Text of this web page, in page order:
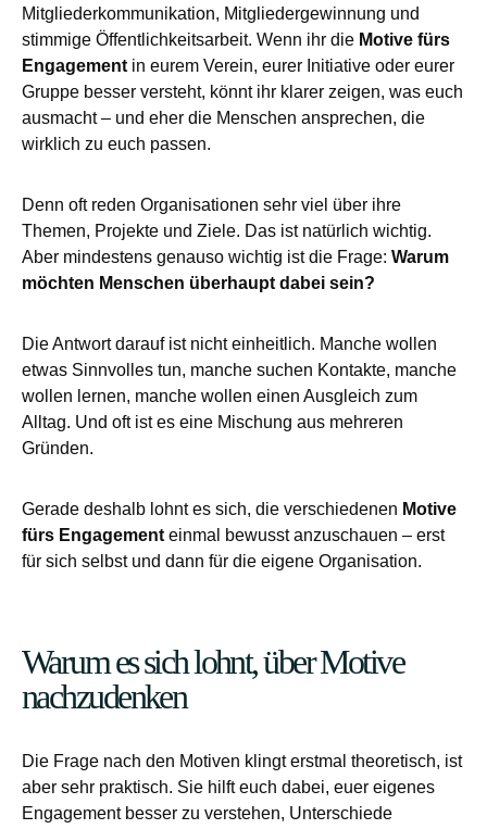
Mitgliederkommunikation, Mitgliedergewinnung und
stimmige Öffentlichkeitsarbeit. Wenn ihr die Motive fürs
Engagement in eurem Verein, eurer Initiative oder eurer
Gruppe besser versteht, könnt ihr klarer zeigen, was euch
ausmacht – und eher die Menschen ansprechen, die
wirklich zu euch passen.
Denn oft reden Organisationen sehr viel über ihre
Themen, Projekte und Ziele. Das ist natürlich wichtig.
Aber mindestens genauso wichtig ist die Frage: Warum
möchten Menschen überhaupt dabei sein?
Die Antwort darauf ist nicht einheitlich. Manche wollen
etwas Sinnvolles tun, manche suchen Kontakte, manche
wollen lernen, manche wollen einen Ausgleich zum
Alltag. Und oft ist es eine Mischung aus mehreren
Gründen.
Gerade deshalb lohnt es sich, die verschiedenen Motive
fürs Engagement einmal bewusst anzuschauen – erst
für sich selbst und dann für die eigene Organisation.
Warum es sich lohnt, über Motive
nachzudenken
Die Frage nach den Motiven klingt erstmal theoretisch, ist
aber sehr praktisch. Sie hilft euch dabei, euer eigenes
Engagement besser zu verstehen, Unterschiede